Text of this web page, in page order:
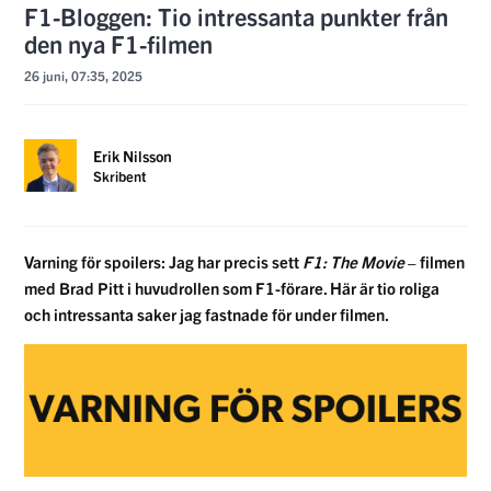
F1-Bloggen: Tio intressanta punkter från
den nya F1-filmen
26 juni, 07:35, 2025
Erik Nilsson
Skribent
Varning för spoilers: Jag har precis sett F1: The Movie– filmen
med Brad Pitt i huvudrollen som F1-förare. Här är tio roliga
och intressanta saker jag fastnade för under filmen.